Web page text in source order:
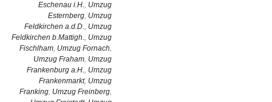
Eschenau i.H., Umzug
Esternberg, Umzug
Feldkirchen a.d.D., Umzug
Feldkirchen b.Mattigh., Umzug
Fischlham, Umzug Fornach,
Umzug Fraham, Umzug
Frankenburg a.H., Umzug
Frankenmarkt, Umzug
Franking, Umzug Freinberg,